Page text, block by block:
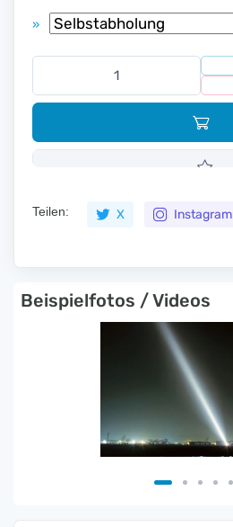
»
Teilen: X Instagram
Beispielfotos / Videos